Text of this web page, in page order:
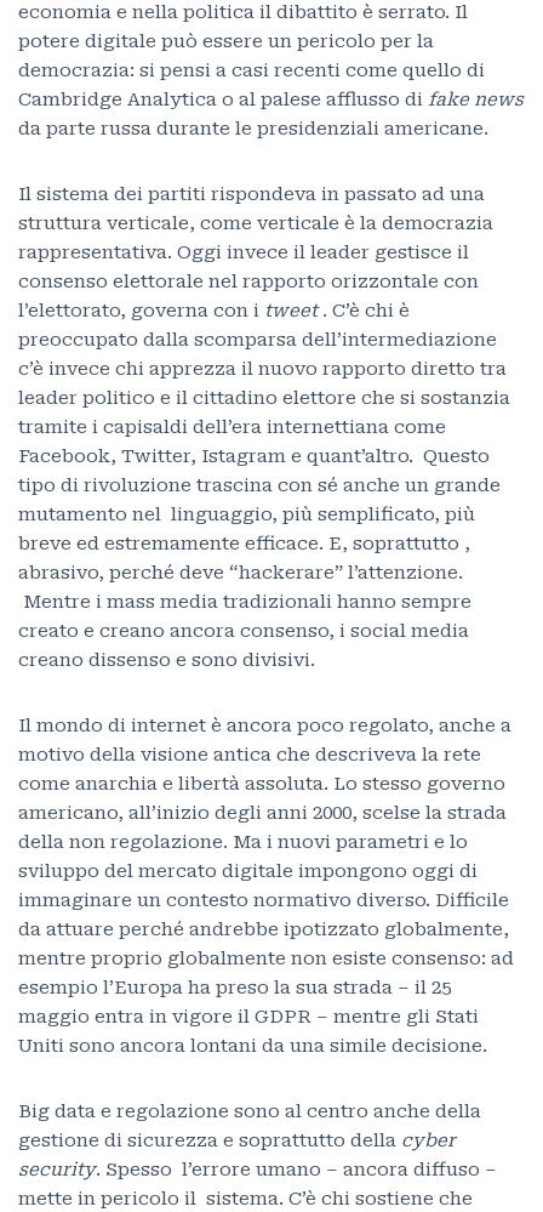
economia e nella politica il dibattito è serrato. Il
potere digitale può essere un pericolo per la
democrazia: si pensi a casi recenti come quello di
Cambridge Analytica o al palese afflusso di fake news
da parte russa durante le presidenziali americane.
Il sistema dei partiti rispondeva in passato ad una
struttura verticale, come verticale è la democrazia
rappresentativa. Oggi invece il leader gestisce il
consenso elettorale nel rapporto orizzontale con
l’elettorato, governa con i tweet. C’è chi è
preoccupato dalla scomparsa dell’intermediazione
c’è invece chi apprezza il nuovo rapporto diretto tra
leader politico e il cittadino elettore che si sostanzia
tramite i capisaldi dell’era internettiana come
Facebook, Twitter, Istagram e quant’altro. Questo
tipo di rivoluzione trascina con sé anche un grande
mutamento nel linguaggio, più semplificato, più
breve ed estremamente efficace. E, soprattutto ,
abrasivo, perché deve “hackerare” l’attenzione.
Mentre i mass media tradizionali hanno sempre
creato e creano ancora consenso, i social media
creano dissenso e sono divisivi.
Il mondo di internet è ancora poco regolato, anche a
motivo della visione antica che descriveva la rete
come anarchia e libertà assoluta. Lo stesso governo
americano, all’inizio degli anni 2000, scelse la strada
della non regolazione. Ma i nuovi parametri e lo
sviluppo del mercato digitale impongono oggi di
immaginare un contesto normativo diverso. Difficile
da attuare perché andrebbe ipotizzato globalmente,
mentre proprio globalmente non esiste consenso: ad
esempio l’Europa ha preso la sua strada – il 25
maggio entra in vigore il GDPR – mentre gli Stati
Uniti sono ancora lontani da una simile decisione.
Big data e regolazione sono al centro anche della
gestione di sicurezza e soprattutto della cyber
security. Spesso l’errore umano – ancora diffuso –
mette in pericolo il sistema. C’è chi sostiene che